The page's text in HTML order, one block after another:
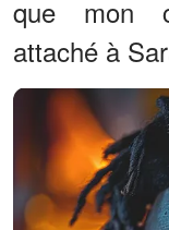
que mon
attaché à